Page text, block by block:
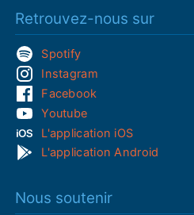
Retrouvez-nous sur
Spotify
Instagram
Facebook
Youtube
L'application iOS
L'application Android
Nous soutenir